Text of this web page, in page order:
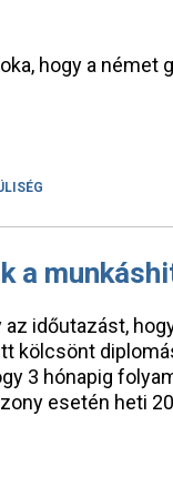
hogy a német
a
időutazást,
kölcsönt
3 hónapig
esetén heti